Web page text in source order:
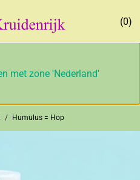
0
met zone 'Nederland'
/ Humulus = Hop